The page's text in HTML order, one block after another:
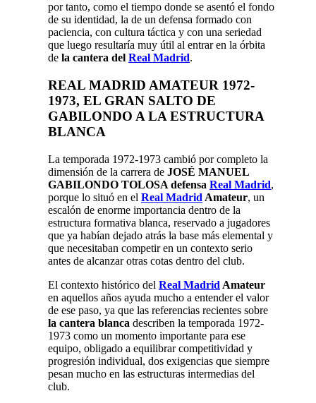
por tanto, como el tiempo donde se asentó el fondo
de su identidad, la de un defensa formado con
paciencia, con cultura táctica y con una seriedad
que luego resultaría muy útil al entrar en la órbita
de la cantera del Real Madrid.
REAL MADRID AMATEUR 1972-
1973, EL GRAN SALTO DE
GABILONDO A LA ESTRUCTURA
BLANCA
La temporada 1972-1973 cambió por completo la
dimensión de la carrera de JOSÉ MANUEL
GABILONDO TOLOSA defensa Real Madrid,
porque lo situó en el Real Madrid Amateur, un
escalón de enorme importancia dentro de la
estructura formativa blanca, reservado a jugadores
que ya habían dejado atrás la base más elemental y
que necesitaban competir en un contexto serio
antes de alcanzar otras cotas dentro del club.
El contexto histórico del Real Madrid Amateur
en aquellos años ayuda mucho a entender el valor
de ese paso, ya que las referencias recientes sobre
la cantera blanca describen la temporada 1972-
1973 como un momento importante para ese
equipo, obligado a equilibrar competitividad y
progresión individual, dos exigencias que siempre
pesan mucho en las estructuras intermedias del
club.